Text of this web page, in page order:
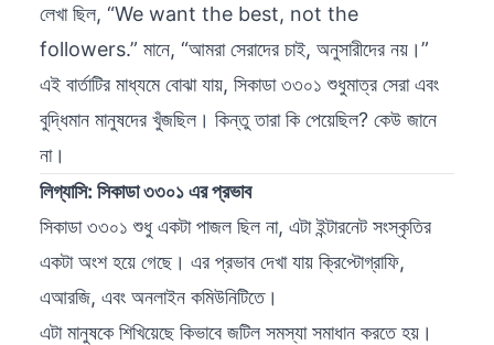
লেখা ছিল, “We want the best, not the
followers.” মানে, “আমরা সেরাদের চাই, অনুসারীদের নয়।”
এই বার্তাটির মাধ্যমে বোঝা যায়, সিকাডা ৩৩০১ শুধুমাত্র সেরা এবং
বুদ্ধিমান মানুষদের খুঁজছিল। কিন্তু তারা কি পেয়েছিল? কেউ জানে
না।
লিগ্যাসি: সিকাডা ৩৩০১ এর প্রভাব
সিকাডা ৩৩০১ শুধু একটা পাজল ছিল না, এটা ইন্টারনেট সংস্কৃতির
একটা অংশ হয়ে গেছে। এর প্রভাব দেখা যায় ক্রিপ্টোগ্রাফি,
এআরজি, এবং অনলাইন কমিউনিটিতে।
এটা মানুষকে শিখিয়েছে কিভাবে জটিল সমস্যা সমাধান করতে হয়।